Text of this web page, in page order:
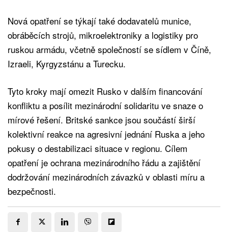
Nová opatření se týkají také dodavatelů munice,
obráběcích strojů, mikroelektroniky a logistiky pro
ruskou armádu, včetně společností se sídlem v Číně,
Izraeli, Kyrgyzstánu a Turecku.
Tyto kroky mají omezit Rusko v dalším financování
konfliktu a posílit mezinárodní solidaritu ve snaze o
mírové řešení. Britské sankce jsou součástí širší
kolektivní reakce na agresivní jednání Ruska a jeho
pokusy o destabilizaci situace v regionu. Cílem
opatření je ochrana mezinárodního řádu a zajištění
dodržování mezinárodních závazků v oblasti míru a
bezpečnosti.